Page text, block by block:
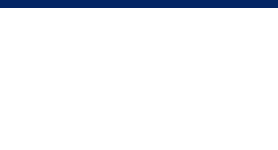
χρησιμοποιούν